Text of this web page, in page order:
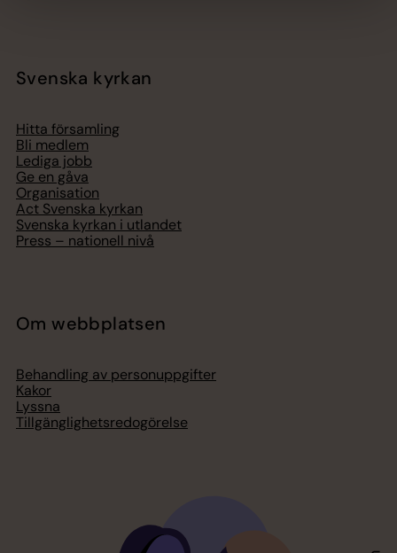
Svenska kyrkan
Hitta församling
Bli medlem
Lediga jobb
Ge en gåva
Organisation
Act Svenska kyrkan
Svenska kyrkan i utlandet
Press – nationell nivå
Om webbplatsen
Behandling av personuppgifter
Kakor
Lyssna
Tillgänglighetsredogörelse